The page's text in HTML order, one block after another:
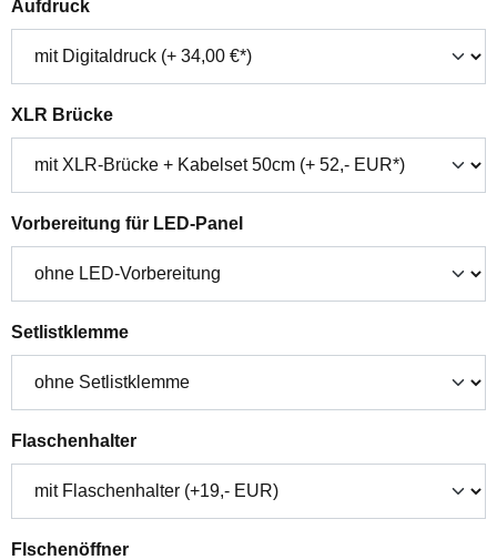
Aufdruckauswählen
XLR Brückeauswählen
Vorbereitung für LED-Panelauswählen
Setlistklemmeauswählen
Flaschenhalterauswählen
Flschenöffnerauswählen